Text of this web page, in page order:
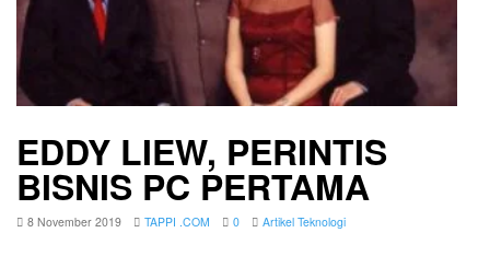
EDDY LIEW, PERINTIS
BISNIS PC PERTAMA
8 November 2019 TAPPI .COM 0 Artikel Teknologi